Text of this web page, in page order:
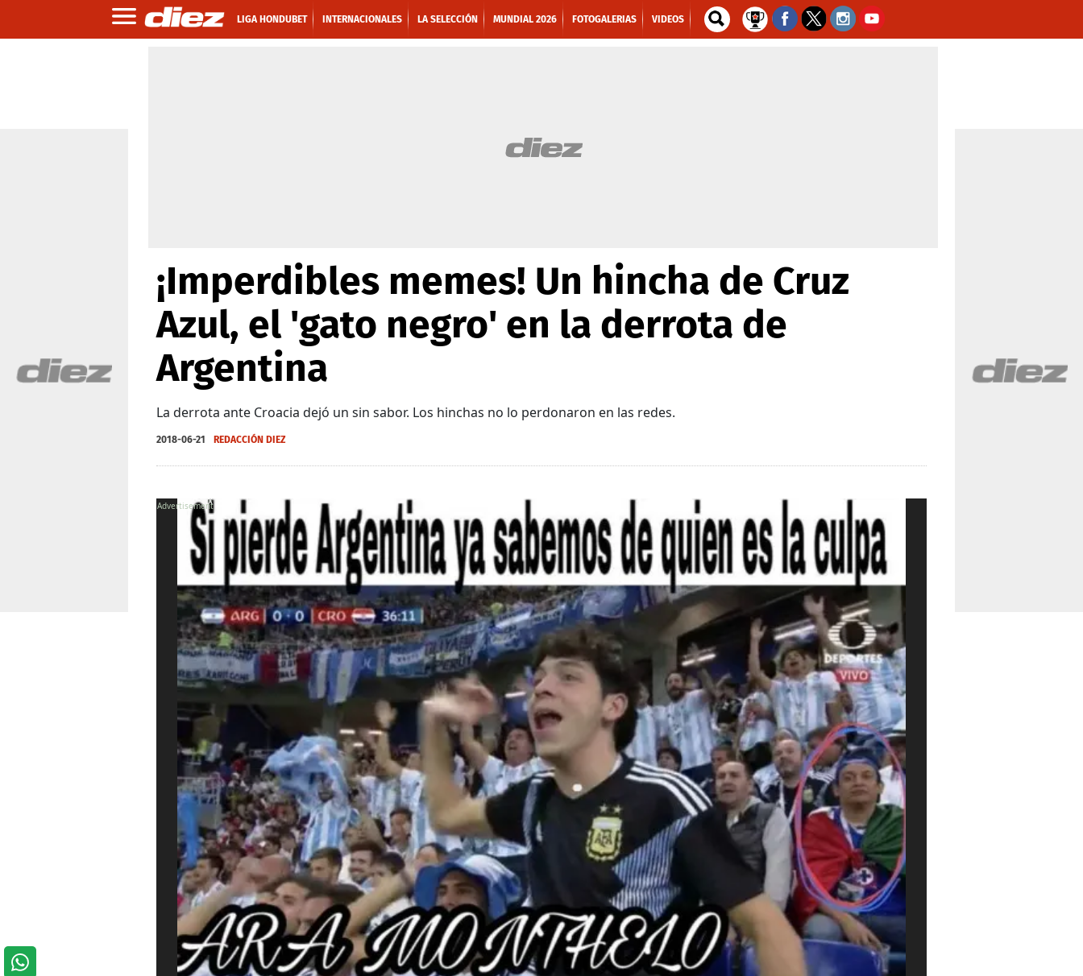
LIGA HONDUBET INTERNACIONALES LA SELECCIÓN MUNDIAL 2026 FOTOGALERIAS VIDEOS
¡Imperdibles memes! Un hincha de Cruz
Azul, el 'gato negro' en la derrota de
Argentina
La derrota ante Croacia dejó un sin sabor. Los hinchas no lo perdonaron en las redes.
2018-06-21 REDACCIÓN DIEZ
X